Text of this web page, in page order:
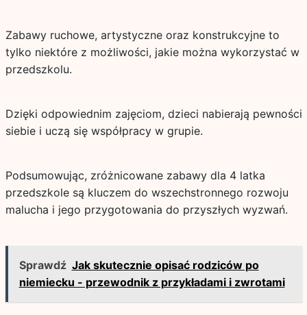
Zabawy ruchowe, artystyczne oraz konstrukcyjne to
tylko niektóre z możliwości, jakie można wykorzystać w
przedszkolu.
Dzięki odpowiednim zajęciom, dzieci nabierają pewności
siebie i uczą się współpracy w grupie.
Podsumowując, zróżnicowane zabawy dla 4 latka
przedszkole są kluczem do wszechstronnego rozwoju
malucha i jego przygotowania do przyszłych wyzwań.
Sprawdź Jak skutecznie opisać rodziców po
niemiecku - przewodnik z przykładami i zwrotami